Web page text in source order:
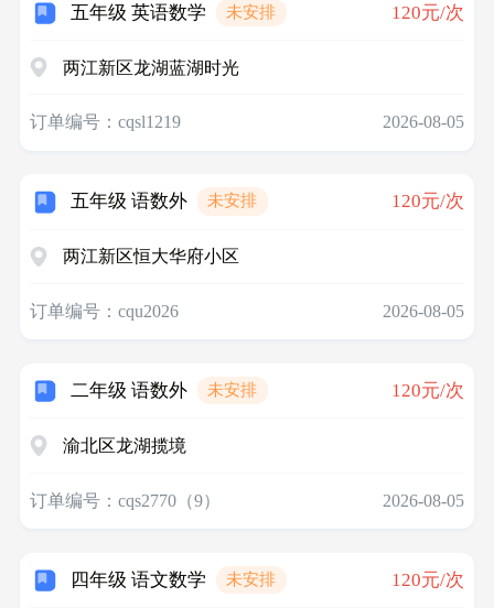
五年级 英语数学 未安排 120元/次
两江新区龙湖蓝湖时光
订单编号：cqsl1219 2026-08-05
五年级 语数外 未安排 120元/次
两江新区恒大华府小区
订单编号：cqu2026 2026-08-05
二年级 语数外 未安排 120元/次
渝北区龙湖揽境
订单编号：cqs2770（9） 2026-08-05
四年级 语文数学 未安排 120元/次